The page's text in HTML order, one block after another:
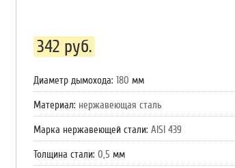
342 руб.
Диаметр дымохода: 180 мм
Материал: нержавеющая сталь
Марка нержавеющей стали: AISI 439
Толщина стали: 0,5 мм